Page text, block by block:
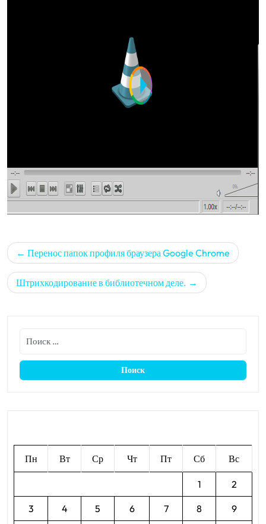
Навигация
по
записям
Перенос папок профиля браузера Google Chrome
Штрихкодирование в библиотечном деле.
Пн Вт Ср Чт Пт Сб Вс
1 2
3 4 5 6 7 8 9